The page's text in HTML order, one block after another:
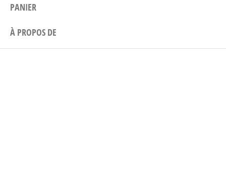
PANIER
À PROPOS DE